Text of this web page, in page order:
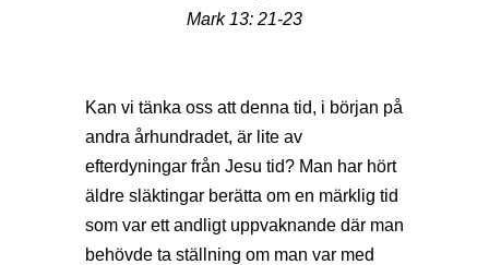
Mark 13: 21-23
Kan vi tänka oss att denna tid, i början på
andra århundradet, är lite av
efterdyningar från Jesu tid? Man har hört
äldre släktingar berätta om en märklig tid
som var ett andligt uppvaknande där man
behövde ta ställning om man var med